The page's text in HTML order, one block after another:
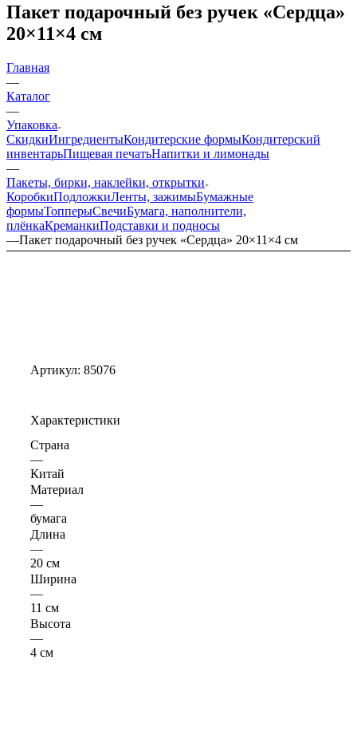
Пакет подарочный без ручек «Сердца»
20×11×4 см
Главная
—
Каталог
—
Упаковка
СкидкиИнгредиентыКондитерские формыКондитерский
инвентарьПищевая печатьНапитки и лимонады
—
Пакеты, бирки, наклейки, открытки
КоробкиПодложкиЛенты, зажимыБумажные
формыТопперыСвечиБумага, наполнители,
плёнкаКреманкиПодставки и подносы
—Пакет подарочный без ручек «Сердца» 20×11×4 см
Артикул: 85076
Характеристики
Страна
—
Китай
Материал
—
бумага
Длина
—
20 см
Ширина
—
11 см
Высота
—
4 см